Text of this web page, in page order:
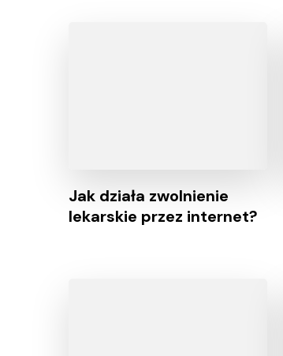
Jak działa zwolnienie
lekarskie przez internet?